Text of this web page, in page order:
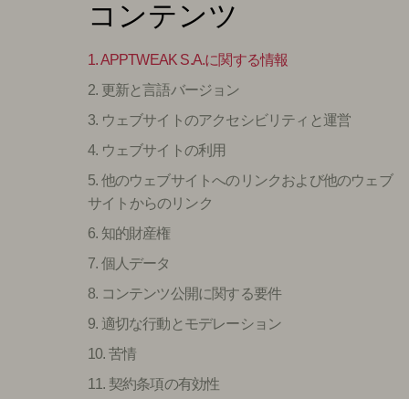
コンテンツ
1. APPTWEAK S.A.に関する情報
2. 更新と言語バージョン
3. ウェブサイトのアクセシビリティと運営
4. ウェブサイトの利用
5. 他のウェブサイトへのリンクおよび他のウェブ
サイトからのリンク
6. 知的財産権
7. 個人データ
8. コンテンツ公開に関する要件
9. 適切な行動とモデレーション
10. 苦情
11. 契約条項の有効性